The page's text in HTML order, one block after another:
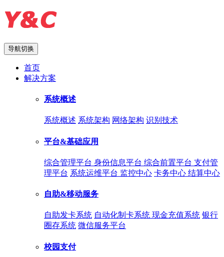
导航切换
首页
解决方案
系统概述
系统概述 系统架构 网络架构 识别技术
平台&基础应用
综合管理平台 身份信息平台 综合前置平台 支付管
理平台 系统运维平台 监控中心 卡务中心 结算中心
自助&移动服务
自助发卡系统 自动化制卡系统 现金充值系统 银行
圈存系统 微信服务平台
校园支付